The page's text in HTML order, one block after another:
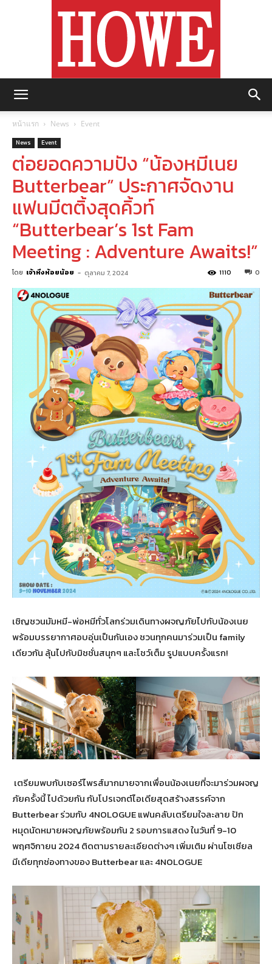
หน้าแรก News Event
News Event
ต่อยอดความปัง “น้องหมีเนย
Butterbear” ประกาศจัดงาน
แฟนมีตติ้งสุดคิ้วท์
“Butterbear’s 1st Fam
Meeting : Adventure Awaits!”
โดย เจ้าหิ่งห้อยน้อย - ตุลาคม 7, 2024 0
1110
เชิญชวนมัมหมี-พ่อหมีทั่วโลกร่วมเดินทางผจญภัยไปกับน้องเนย
พร้อมบรรยากาศอบอุ่นเป็นกันเอง ชวนทุกคนมาร่วมเป็น family
เดียวกัน ลุ้นไปกับมิชชั่นสนุกๆ และโชว์เต็ม รูปแบบครั้งแรก!
เตรียมพบกับเซอร์ไพรส์มากมายจากเพื่อนน้องเนยที่จะมาร่วมผจญ
ภัยครั้งนี้ ไปด้วยกัน กับโปรเจกต์ไอเดียสุดสร้างสรรค์จาก
Butterbear ร่วมกับ 4NOLOGUE แฟนคลับเตรียมใจละลาย ปัก
หมุดนัดหมายผจญภัยพร้อมกัน 2 รอบการแสดง ในวันที่ 9-10
พฤศจิกายน 2024 ติดตามรายละเอียดต่างๆ เพิ่มเติม ผ่านโซเซียล
มีเดียทุกช่องทางของ Butterbear และ 4NOLOGUE